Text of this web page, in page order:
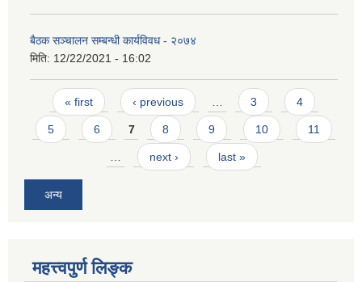
बैठक सञ्चालन सम्बन्धी कार्यविवध - २०७४
मिति: 12/22/2021 - 16:02
Pages
« first ‹ previous 3 4
5 6 7 8 9 10 11
next › last »
अन्य
महत्त्वपुर्ण लिङ्क